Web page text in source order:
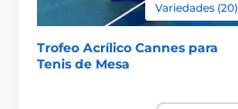
Variedades (20)
Trofeo Acrílico Cannes para
Tenis de Mesa